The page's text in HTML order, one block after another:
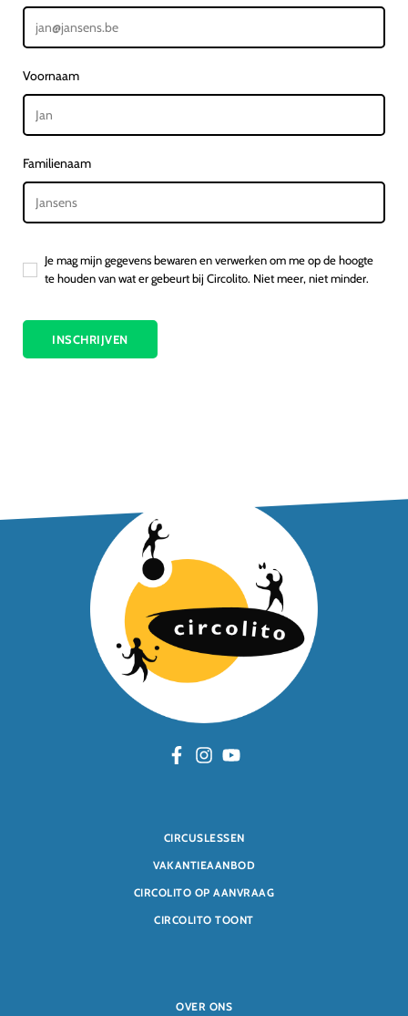
Voornaam
Familienaam
Je mag mijn gegevens bewaren en verwerken om me op de hoogte
te houden van wat er gebeurt bij Circolito. Niet meer, niet minder.
INSCHRIJVEN
CIRCUSLESSEN
VAKANTIEAANBOD
CIRCOLITO OP AANVRAAG
CIRCOLITO TOONT
OVER ONS